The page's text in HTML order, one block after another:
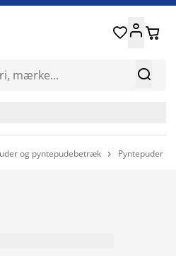

 
og pyntepudebetræk  Pyntepuder